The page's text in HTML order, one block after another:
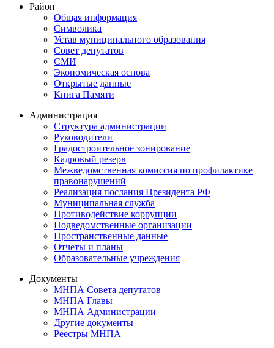
Район
Общая информация
Символика
Устав муниципального образования
Совет депутатов
СМИ
Экономическая основа
Открытые данные
Книга Памяти
Администрация
Структура администрации
Руководители
Градостроительное зонирование
Кадровый резерв
Межведомственная комиссия по профилактике
правонарушений
Реализация послания Президента РФ
Муниципальная служба
Противодействие коррупции
Подведомственные организации
Пространственные данные
Отчеты и планы
Образовательные учреждения
Документы
МНПА Совета депутатов
МНПА Главы
МНПА Администрации
Другие документы
Реестры МНПА